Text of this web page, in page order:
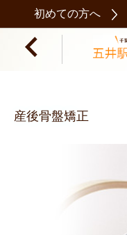
初めての方へ
産後骨盤矯正